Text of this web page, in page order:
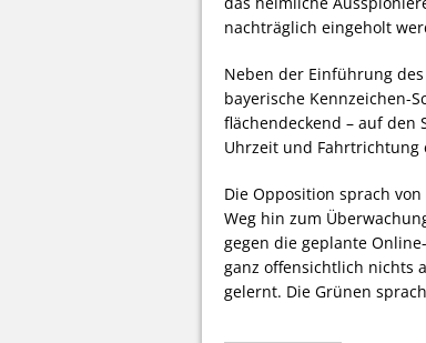
nachträglich eingeholt
Neben der Einführung
bayerische Kennzeichen-
flächendeckend – auf den
Uhrzeit und Fahrtrichtung
Die Opposition sprach
Weg hin zum
gegen die geplante
ganz offensichtlich nichts
gelernt. Die Grünen